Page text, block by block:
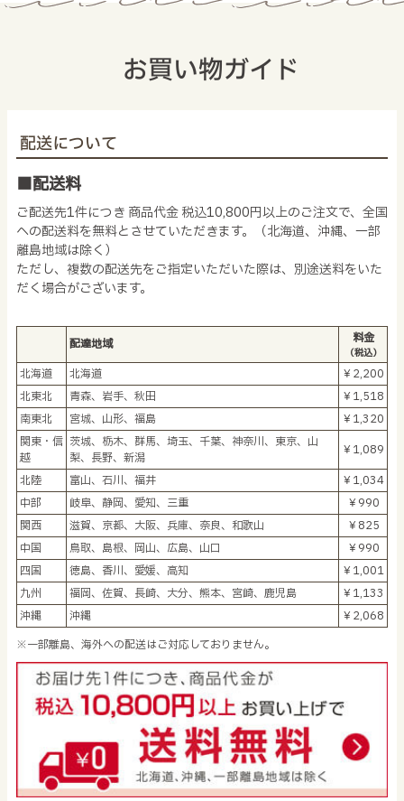
お買い物ガイド
配送について
■配送料
ご配送先1件につき 商品代金 税込10,800円以上のご注文で、全国
への配送料を無料とさせていただきます。（北海道、沖縄、一部
離島地域は除く）
ただし、複数の配送先をご指定いただいた際は、別途送料をいた
だく場合がございます。
配達地域 料金
（税込）
北海道 北海道
￥2,200
北東北
青森、岩手、秋田
￥1,518
南東北
宮城、山形、福島
￥1,320
関東・信
越
茨城、栃木、群馬、埼玉、千葉、神奈川、東京、山
梨、長野、新潟
￥1,089
北陸
富山、石川、福井
￥1,034
中部
岐阜、静岡、愛知、三重
￥990
関西
滋賀、京都、大阪、兵庫、奈良、和歌山
￥825
中国
鳥取、島根、岡山、広島、山口
￥990
四国
徳島、香川、愛媛、高知
￥1,001
九州
福岡、佐賀、長崎、大分、熊本、宮崎、鹿児島
￥1,133
沖縄
沖縄
￥2,068
※一部離島、海外への配送はご対応しておりません。